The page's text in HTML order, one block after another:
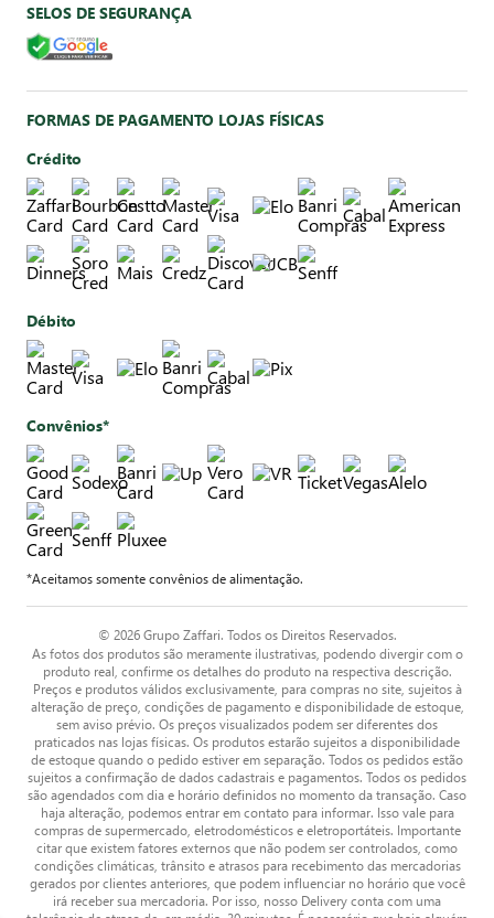
SELOS DE SEGURANÇA
FORMAS DE PAGAMENTO LOJAS FÍSICAS
Crédito
Débito
Convênios*
*Aceitamos somente convênios de alimentação.
© 2026 Grupo Zaffari. Todos os Direitos Reservados.
As fotos dos produtos são meramente ilustrativas, podendo divergir com o
produto real, confirme os detalhes do produto na respectiva descrição.
Preços e produtos válidos exclusivamente, para compras no site, sujeitos à
alteração de preço, condições de pagamento e disponibilidade de estoque,
sem aviso prévio. Os preços visualizados podem ser diferentes dos
praticados nas lojas físicas. Os produtos estarão sujeitos a disponibilidade
de estoque quando o pedido estiver em separação. Todos os pedidos estão
sujeitos a confirmação de dados cadastrais e pagamentos. Todos os pedidos
são agendados com dia e horário definidos no momento da transação. Caso
haja alteração, podemos entrar em contato para informar. Isso vale para
compras de supermercado, eletrodomésticos e eletroportáteis. Importante
citar que existem fatores externos que não podem ser controlados, como
condições climáticas, trânsito e atrasos para recebimento das mercadorias
gerados por clientes anteriores, que podem influenciar no horário que você
irá receber sua mercadoria. Por isso, nosso Delivery conta com uma